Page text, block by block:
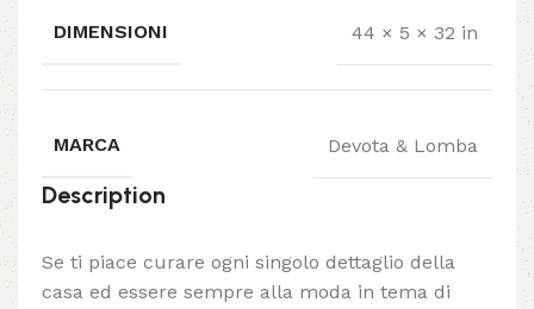
DIMENSIONI 44 × 5 × 32 in
MARCA Devota & Lomba
Description
Se ti piace curare ogni singolo dettaglio della
casa ed essere sempre alla moda in tema di